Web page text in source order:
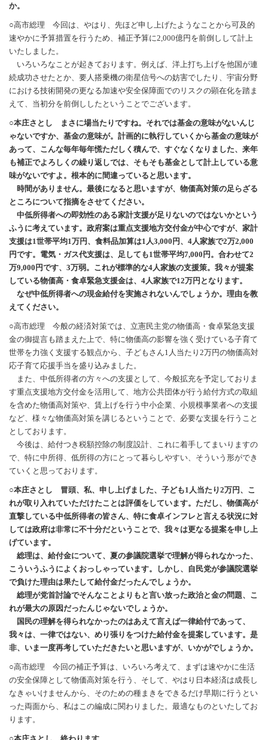
か。
○高市総理 今回は、やはり、先ほど申し上げたようなことから可及的
速やかに予算措置を行うため、補正予算に2,000億円を前倒しして計上
いたしました。
いろいろなことが起きております。例えば、洋上打ち上げを他国が連
続成功させたとか、要人搭乗機の衛星信号への妨害でしたり、宇宙分野
における技術開発の更なる加速や安全保障面でのリスクの顕在化を踏ま
えて、当初分を前倒ししたということでございます。
○本庄さとし まさに場当たりですね。それでは基金の意味がないんじ
ゃないですか、基金の意味が。計画的に執行していくから基金の意味が
あって、こんな毎年毎年慌ただしく積んで、すぐなくなりました、来年
も補正でよろしくの繰り返しでは、そもそも基金として計上している意
味がないですよ。根本的に間違っていると思います。
時間がありません。最後になると思いますが、物価高対策の足らざる
ところについて指摘をさせてください。
中低所得者への即効性のある家計支援が足りないのではないかという
ふうに考えています。政府案は重点支援地方交付金が中心ですが、家計
支援は1世帯平均1万円、食料品加算は1人3,000円、4人家族で2万2,000
円です。電気・ガス代支援は、足しても1世帯平均7,000円。合わせて2
万9,000円です、3万弱。これが標準的な4人家族の支援策。我々が提案
している物価高・食卓緊急支援金は、4人家族で12万円となります。
なぜ中低所得者への現金給付を実施されないんでしょうか。理由を教
えてください。
○高市総理 今般の経済対策では、立憲民主党の物価高・食卓緊急支援
金の御提言も踏まえた上で、特に物価高の影響を強く受けている子育て
世帯を力強く支援する観点から、子どもさん1人当たり2万円の物価高対
応子育て応援手当を盛り込みました。
また、中低所得者の方々への支援として、今般拡充を予定しておりま
す重点支援地方交付金を活用して、地方公共団体が行う給付方式の取組
を含めた物価高対策や、賃上げを行う中小企業、小規模事業者への支援
など、様々な物価高対策を講じるということで、必要な支援を行うこと
としております。
今後は、給付つき税額控除の制度設計、これに着手してまいりますの
で、特に中所得、低所得の方にとって暮らしやすい、そういう形ができ
ていくと思っております。
○本庄さとし 冒頭、私、申し上げました、子ども1人当たり2万円、こ
れが取り入れていただけたことは評価をしています。ただし、物価高が
直撃している中低所得者の皆さん、特に食卓インフレと言える状況に対
しては政府は非常に不十分だということで、我々は更なる提案を申し上
げています。
総理は、給付金について、夏の参議院選挙で理解が得られなかった、
こういうふうによくおっしゃっています。しかし、自民党が参議院選挙
で負けた理由は果たして給付金だったんでしょうか。
総理が党首討論でそんなことよりもと言い放った政治と金の問題、こ
れが最大の原因だったんじゃないでしょうか。
国民の理解を得られなかったのはあえて言えば一律給付であって、
我々は、一律ではない、めり張りをつけた給付金を提案しています。是
非、いま一度再考していただきたいと思いますが、いかがでしょうか。
○高市総理 今回の補正予算は、いろいろ考えて、まずは速やかに生活
の安全保障として物価高対策を行う、そして、やはり日本経済は成長し
なきゃいけませんから、そのための種まきをできるだけ早期に行うとい
った両面から、私はこの編成に関わりました。最適なものといたしてお
ります。
○本庄さとし 終わります。